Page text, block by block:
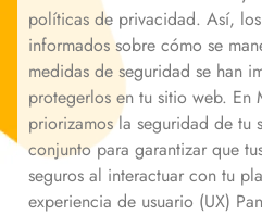
políticas de privacidad. Así,
informados sobre cómo se
medidas de seguridad se han
protegerlos en tu sitio web. En
priorizamos la seguridad de tu
conjunto para garantizar que
seguros al interactuar con tu
experiencia de usuario (UX)